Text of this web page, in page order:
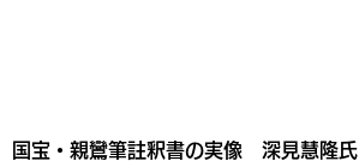
国宝・親鸞筆註釈書の実像 深見慧隆氏